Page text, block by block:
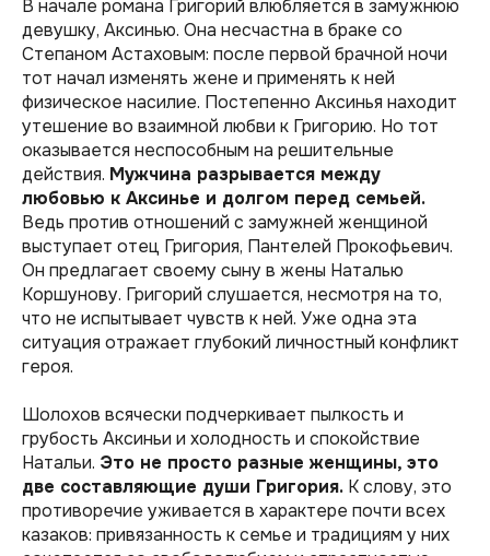
В начале романа Григорий влюбляется в замужнюю
девушку, Аксинью. Она несчастна в браке со
Степаном Астаховым: после первой брачной ночи
тот начал изменять жене и применять к ней
физическое насилие. Постепенно Аксинья находит
утешение во взаимной любви к Григорию. Но тот
оказывается неспособным на решительные
действия. Мужчина разрывается между
любовью к Аксинье и долгом перед семьей.
Ведь против отношений с замужней женщиной
выступает отец Григория, Пантелей Прокофьевич.
Он предлагает своему сыну в жены Наталью
Коршунову. Григорий слушается, несмотря на то,
что не испытывает чувств к ней. Уже одна эта
ситуация отражает глубокий личностный конфликт
героя.
Шолохов всячески подчеркивает пылкость и
грубость Аксиньи и холодность и спокойствие
Натальи. Это не просто разные женщины, это
две составляющие души Григория. К слову, это
противоречие уживается в характере почти всех
казаков: привязанность к семье и традициям у них